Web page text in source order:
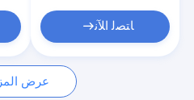
حالات
قلادات المجوهرات الفضية
ﺎﺘﺼﻟ ﺍﻶﻧ
عرض